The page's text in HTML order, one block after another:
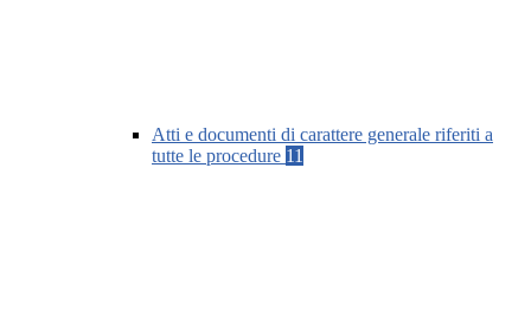
Atti e documenti di carattere generale riferiti a
tutte le procedure 11